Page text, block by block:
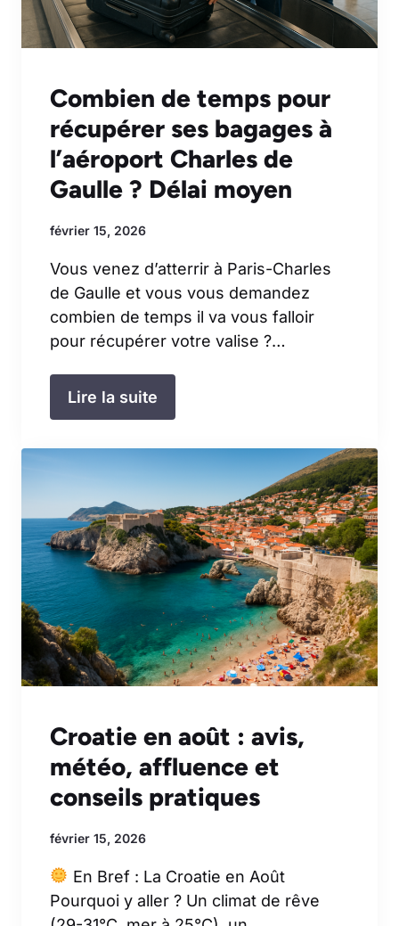
Combien de temps pour
récupérer ses bagages à
l’aéroport Charles de
Gaulle ? Délai moyen
février 15, 2026
Vous venez d’atterrir à Paris-Charles
de Gaulle et vous vous demandez
combien de temps il va vous falloir
pour récupérer votre valise ?…
Lire la suite
Croatie en août : avis,
météo, affluence et
conseils pratiques
février 15, 2026
En Bref : La Croatie en Août
Pourquoi y aller ? Un climat de rêve